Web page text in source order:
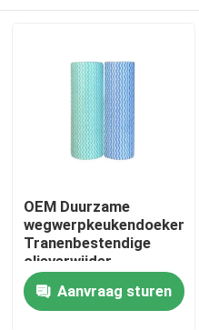
Thuis
Producten
OEM Duurzame
wegwerpkeukendoeken
Tranenbestendige
olieverwijder
Aanvraag sturen